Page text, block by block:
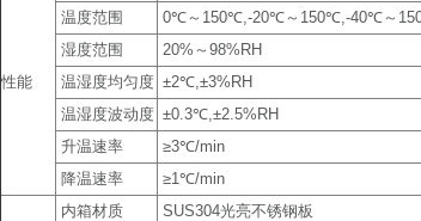
性能
温度范围
0℃～150℃,-20℃～150℃,-40℃～
湿度范围
20%～98%RH
温湿度均匀度 ±2℃,±3%RH
温湿度波动度 ±0.3℃,±2.5%RH
升温速率
≥3℃/min
降温速率
≥1℃/min
内箱材质
SUS304光亮不锈钢板